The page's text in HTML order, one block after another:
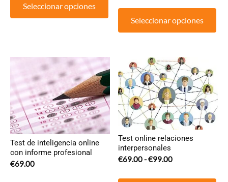
Seleccionar opciones
Seleccionar opciones
Test de inteligencia online
con informe profesional
€69.00
Test online relaciones
interpersonales
€69.00-€99.00Rango